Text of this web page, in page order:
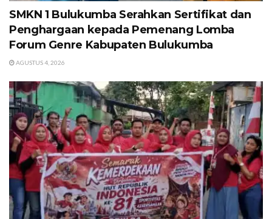
SMKN 1 Bulukumba Serahkan Sertifikat dan
Penghargaan kepada Pemenang Lomba
Forum Genre Kabupaten Bulukumba
AGUSTUS 4, 2026